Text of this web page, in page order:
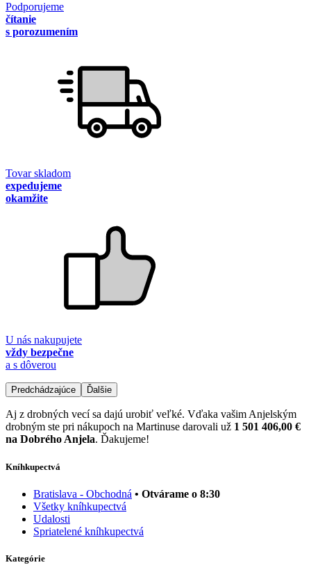
Podporujeme
čítanie
s porozumením
Tovar skladom
expedujeme
okamžite
U nás nakupujete
vždy bezpečne
a s dôverou
Predchádzajúce Ďalšie
Aj z drobných vecí sa dajú urobiť veľké. Vďaka vašim Anjelským
drobným ste pri nákupoch na Martinuse darovali už 1 501 406,00 €
na Dobrého Anjela. Ďakujeme!
Kníhkupectvá
Bratislava - Obchodná • Otvárame o 8:30
Všetky kníhkupectvá
Udalosti
Spriatelené kníhkupectvá
Kategórie